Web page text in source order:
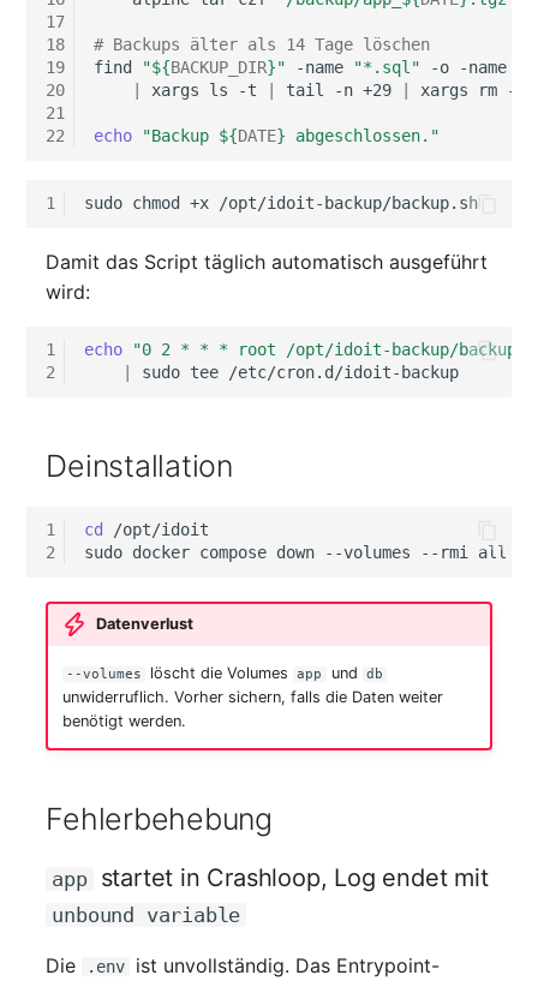
17
18
19
20
21
22
# Backups älter als 14 Tage löschen
find
"${BACKUP_DIR}" -name "*.sql" -o -name
xargs ls -t tail -n +29 xargs rm -f
echo "Backup ${DATE} abgeschlossen."
1 sudo chmod +x
Damit das Script täglich automatisch ausgeführt
wird:
1
2
echo
"0 2 * * * root /opt/idoit-backup/
sudo tee
Deinstallation
1
2
cd
/opt/idoit
sudo docker compose down --volumes --rmi
Datenverlust
--volumes löscht die Volumes app und db
unwiderruflich. Vorher sichern, falls die Daten weiter
benötigt werden.
Fehlerbehebung
app startet in Crashloop, Log endet mit
unbound variable
Die .env
ist unvollständig. Das Entrypoint-